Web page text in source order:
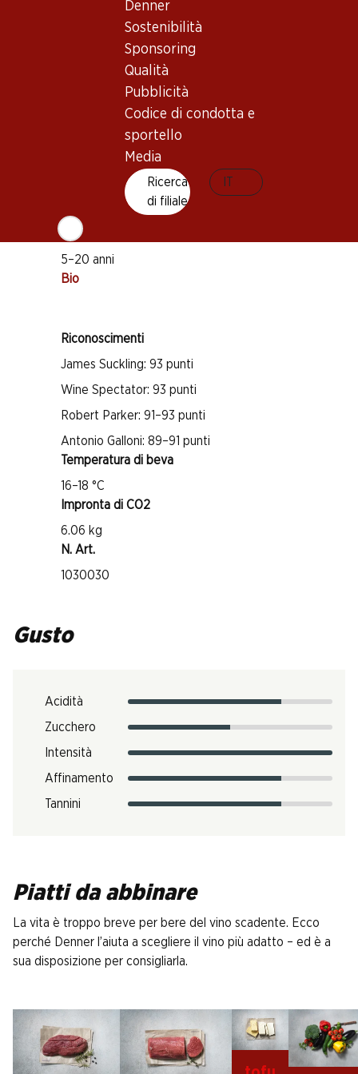
Denner
Sostenibilità
Sponsoring
Qualità
Pubblicità
Codice di condotta e
sportello
Media
Ricerca
di filiale
Buono a sapersi
Cabernet Franc
Vino rosso
Maturità di beva
5–20 anni
Bio
Riconoscimenti
James Suckling: 93 punti
Wine Spectator: 93 punti
Robert Parker: 91–93 punti
Antonio Galloni: 89–91 punti
Temperatura di beva
16–18 °C
Impronta di CO2
6.06 kg
N. Art.
1030030
Gusto
Acidità
Zucchero
Intensità
Affinamento
Tannini
Piatti da abbinare
La vita è troppo breve per bere del vino scadente. Ecco
perché Denner l’aiuta a scegliere il vino più adatto – ed è a
sua disposizione per consigliarla.